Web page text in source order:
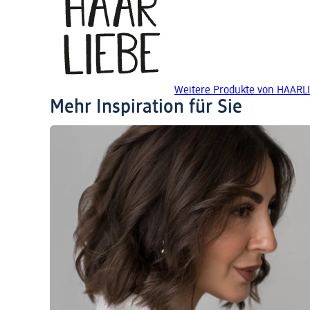
Weitere Produkte von
Mehr Inspiration für Sie